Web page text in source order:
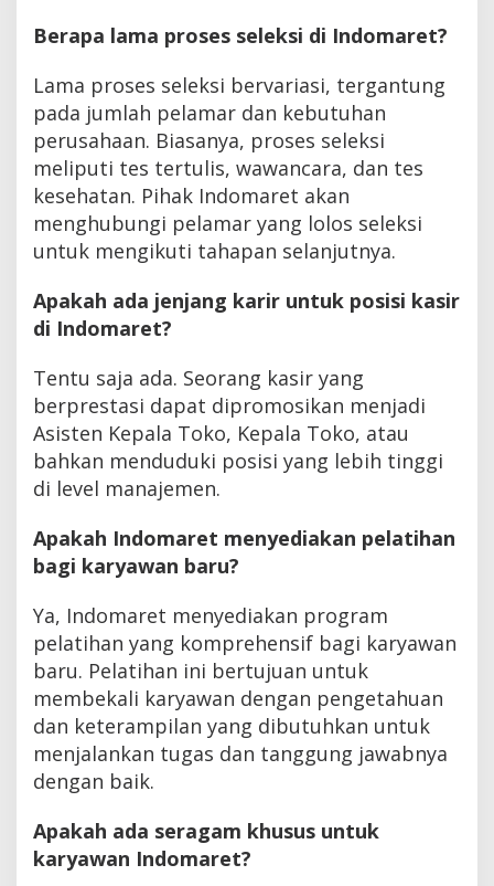
Berapa lama proses seleksi di Indomaret?
Lama proses seleksi bervariasi, tergantung
pada jumlah pelamar dan kebutuhan
perusahaan. Biasanya, proses seleksi
meliputi tes tertulis, wawancara, dan tes
kesehatan. Pihak Indomaret akan
menghubungi pelamar yang lolos seleksi
untuk mengikuti tahapan selanjutnya.
Apakah ada jenjang karir untuk posisi kasir
di Indomaret?
Tentu saja ada. Seorang kasir yang
berprestasi dapat dipromosikan menjadi
Asisten Kepala Toko, Kepala Toko, atau
bahkan menduduki posisi yang lebih tinggi
di level manajemen.
Apakah Indomaret menyediakan pelatihan
bagi karyawan baru?
Ya, Indomaret menyediakan program
pelatihan yang komprehensif bagi karyawan
baru. Pelatihan ini bertujuan untuk
membekali karyawan dengan pengetahuan
dan keterampilan yang dibutuhkan untuk
menjalankan tugas dan tanggung jawabnya
dengan baik.
Apakah ada seragam khusus untuk
karyawan Indomaret?